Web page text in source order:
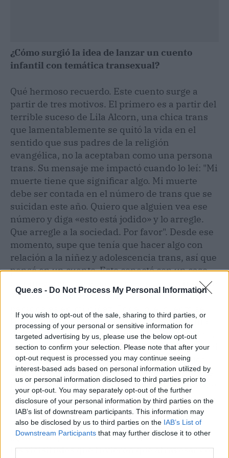
Que.es - Do Not Process My Personal Information
If you wish to opt-out of the sale, sharing to third parties, or
processing of your personal or sensitive information for
targeted advertising by us, please use the below opt-out
section to confirm your selection. Please note that after your
opt-out request is processed you may continue seeing
interest-based ads based on personal information utilized by
us or personal information disclosed to third parties prior to
your opt-out. You may separately opt-out of the further
disclosure of your personal information by third parties on the
IAB’s list of downstream participants. This information may
also be disclosed by us to third parties on the IAB’s List of
Downstream Participants that may further disclose it to other
¿Cómo surgió la idea de lanzar un cuento
infantil con temática transexual?
Qué hermoso recuerdo. Este cuento surge a
partir de tres motivos. El primero es a partir del
terrible suceso de Lila Alcorn, una chica trans
que lamentablemente se quitó la vida en el
sentido que sus padres de la religión
evangélica, no la aceptaban como una persona
trans. Su mensaje me impactó cuando lo leí: "Mi
muerte tiene que significar algo. Mi muerte
debe ser contada en el número de trans que se
suicidan este año. Quiero que alguien vea ese
número y diga «esto está jodido» y lo arregle.
Que arregle a la sociedad. Por favor". Desde ese
momento, supe que tenía que hacer algo con
relación a la niñez y adolescencia trans, así que
pensé en un cuento. Esto conectó con un caso
de niñez trans de igual forma en la provincia de
Manabí y además con mis experiencias
llama: "Benedicto se siente niña" llevando uno
de mis nombres de nacimiento Luis Benedicto,
antes de cambiarme a Diane Marie. Además, mi
fin es contribuir de una forma saludable a los
casos de niñez trans quienes se han visto y me
incluyo, en un mundo que no comprende lo que
sucede y más aún en etapas tan tempranas que
todo es aún más complejo.
¿Qué te impulsó a ser madre y cuáles fueron
las vicisitudes que tuvieron que atravesar con